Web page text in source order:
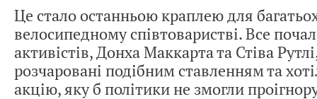
Це стало останньою краплею для
велосипедному співтоваристві. Все
активістів, Донха Маккарта та Стіва
розчаровані подібним ставленням та
акцію, яку б політики не змогли